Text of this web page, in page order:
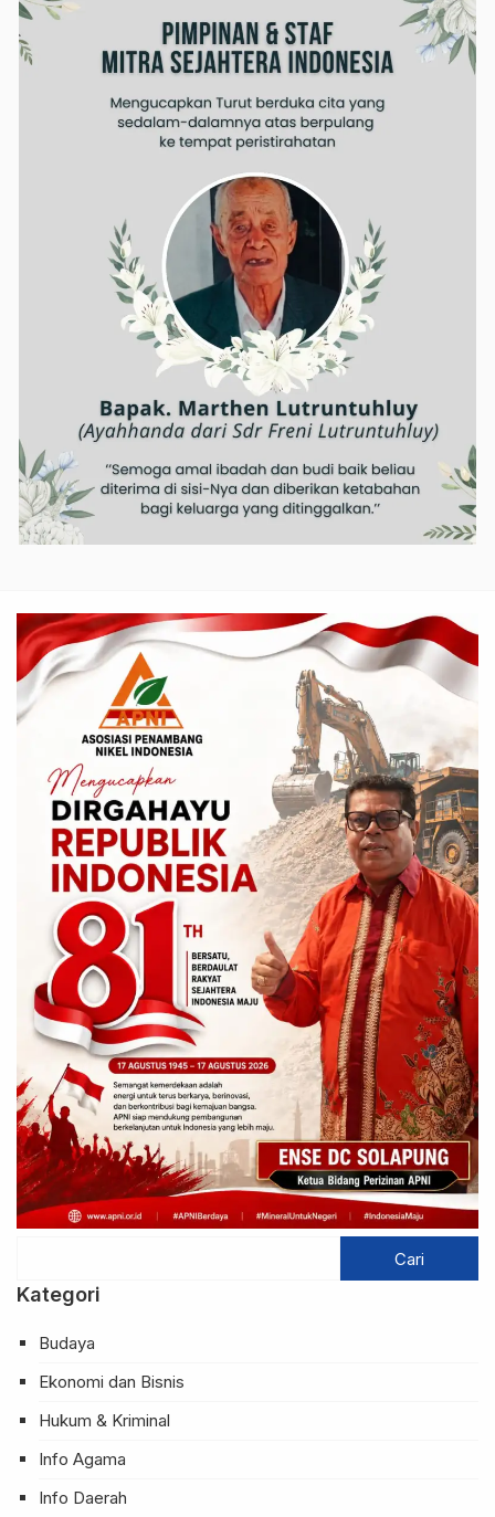
Kategori
Budaya
Ekonomi dan Bisnis
Hukum & Kriminal
Info Agama
Info Daerah